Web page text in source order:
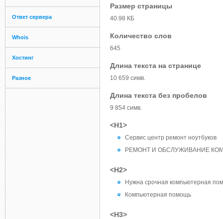
Ответ сервера
Whois
Хостинг
Разное
Размер страницы
40.98 КБ
Количество слов
645
Длина текста на странице
10 659 симв.
Длина текста без пробелов
9 854 симв.
<H1>
Сервис центр ремонт ноутбуков
РЕМОНТ И ОБСЛУЖИВАНИЕ
<H2>
Нужна срочная компьютерная
Компьютерная помощь
<H3>